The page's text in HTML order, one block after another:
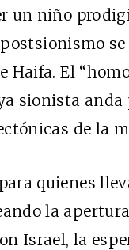
un niño
Haifa. El
sionista anda
de la
quienes
la
Israel, la